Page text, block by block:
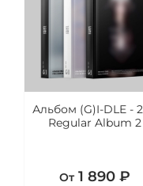
Альбом (G)I-DLE -
Regular Album 2
От1 890 ₽